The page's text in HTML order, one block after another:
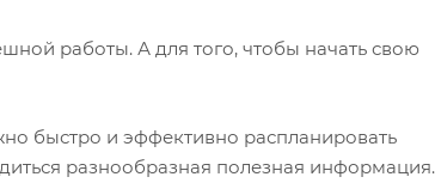
работы. А для того, чтобы начать свою
быстро и эффективно распланировать
разнообразная полезная информация.